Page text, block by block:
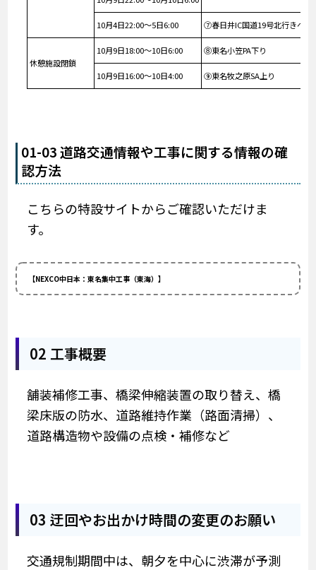
10月4日22:00～5日6:00 ⑦春日井IC国道19号北行きへの
休憩施設閉鎖
10月9日18:00～10日6:00 ⑧東名小笠PA下り
10月9日16:00～10日4:00 ⑨東名牧之原SA上り
01-03 道路交通情報や工事に関する情報の確
認方法
こちらの特設サイトからご確認いただけま
す。
【NEXCO中日本：東名集中工事（東海）】
02 工事概要
舗装補修工事、橋梁伸縮装置の取り替え、橋
梁床版の防水、道路維持作業（路面清掃）、
道路構造物や設備の点検・補修など
03 迂回やお出かけ時間の変更のお願い
交通規制期間中は、朝夕を中心に渋滞が予測